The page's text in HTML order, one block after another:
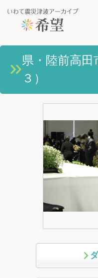
いわて震災津波アーカイブと
岩手県の被害状況
ピックアップコンテンツ
Foreign Laguage
県・陸前高田
３）